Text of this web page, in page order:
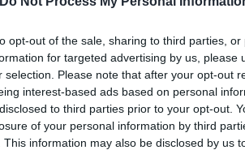
opt-out of the sale, sharing to third parties,
for targeted advertising by us, please
selection. Please note that after your opt-out
interest-based ads based on personal
to third parties prior to your opt-out.
of your personal information by third
This information may also be disclosed by us
«δεύτερη φάση»